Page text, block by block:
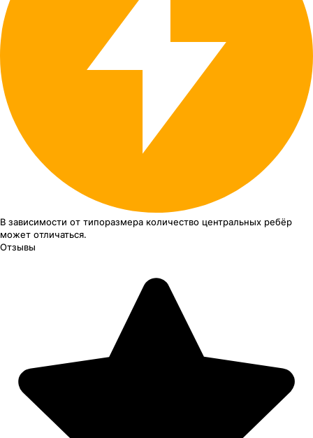
В зависимости от типоразмера количество центральных ребёр
может отличаться.
Отзывы